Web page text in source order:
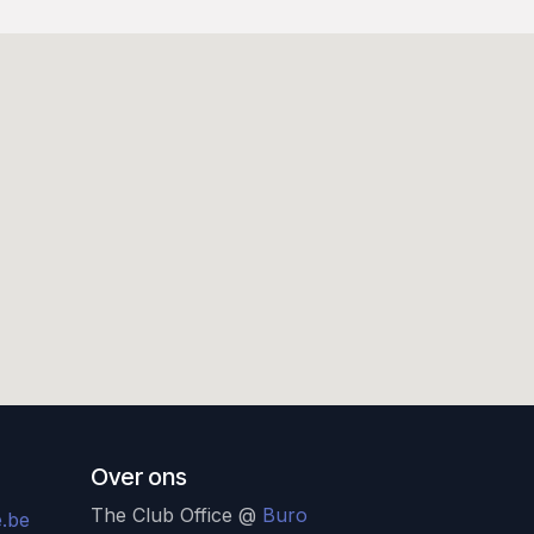
Over ons
The Club Office @ Buro